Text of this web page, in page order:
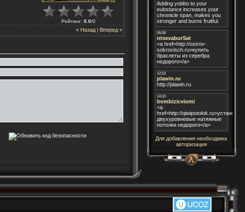
Рейтинг: 0.0/0
« Назад| Вперед »
Для добавления необходима
авторизация